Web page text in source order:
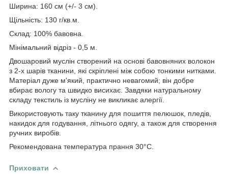
Ширина: 160 см (+/- 3 см).
Щільність: 130 г/кв.м.
Склад: 100% бавовна.
Мінімальний відріз - 0,5 м.
Двошаровий муслін створений на основі бавовняних волокон
з 2-х шарів тканини, які скріплені між собою тонкими нитками.
Матеріал дуже м'який, практично невагомий; він добре
вбирає вологу та швидко висихає. Завдяки натуральному
складу текстиль із мусліну не викликає алергії.
Використовують таку тканину для пошиття пелюшок, пледів,
накидок для годування, літнього одягу, а також для створення
ручних виробів.
Рекомендована температура прання 30°С.
Приховати